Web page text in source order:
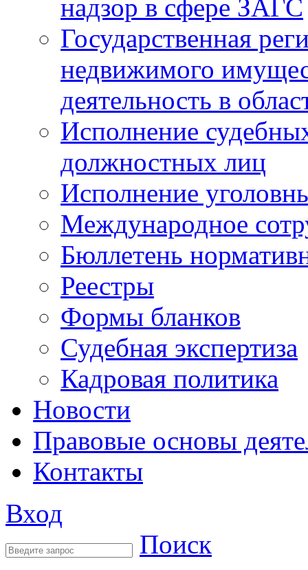
надзор в сфере ЗАГС
Государственная
недвижимого
деятельность в
Исполнение
должностных лиц
Исполнение
Международное
Бюллетень
Реестры
Формы бланков
Судебная экспертиза
Кадровая политика
Новости
Правовые основы
Контакты
Вход
Поиск